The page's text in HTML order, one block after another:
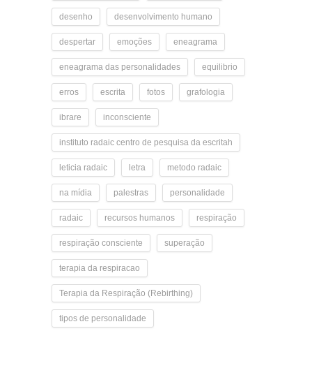
desenho desenvolvimento humano
despertar emoções eneagrama
eneagrama das personalidades equilibrio
erros escrita fotos grafologia
ibrare inconsciente
instituto radaic centro de pesquisa da escritah
leticia radaic letra metodo radaic
na mídia palestras personalidade
radaic recursos humanos respiração
respiração consciente superação
terapia da respiracao
Terapia da Respiração (Rebirthing)
tipos de personalidade